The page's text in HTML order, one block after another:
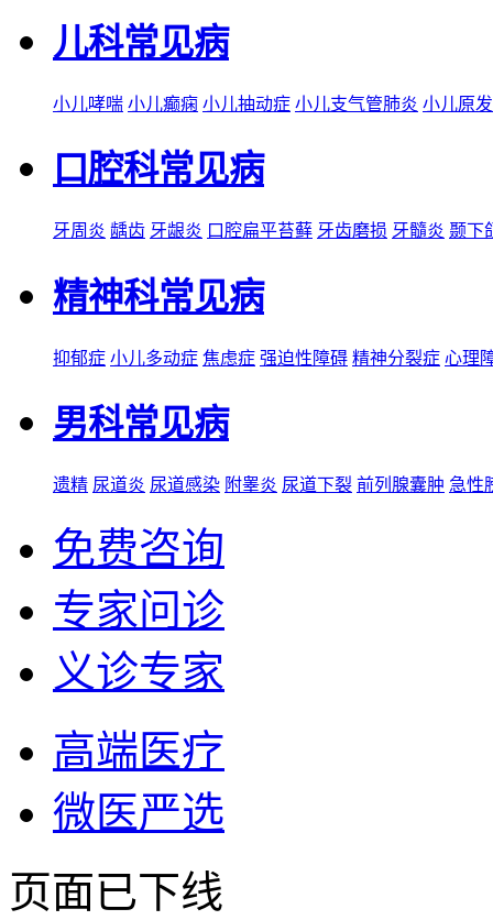
儿科常见病
小儿哮喘 小儿癫痫 小儿抽动症 小儿支气管肺炎 小儿原
口腔科常见病
牙周炎 龋齿 牙龈炎 口腔扁平苔藓 牙齿磨损 牙髓炎 颞下
精神科常见病
抑郁症 小儿多动症 焦虑症 强迫性障碍 精神分裂症 心理
男科常见病
遗精 尿道炎 尿道感染 附睾炎 尿道下裂 前列腺囊肿 急性
免费咨询
专家问诊
义诊专家
高端医疗
微医严选
页面已下线